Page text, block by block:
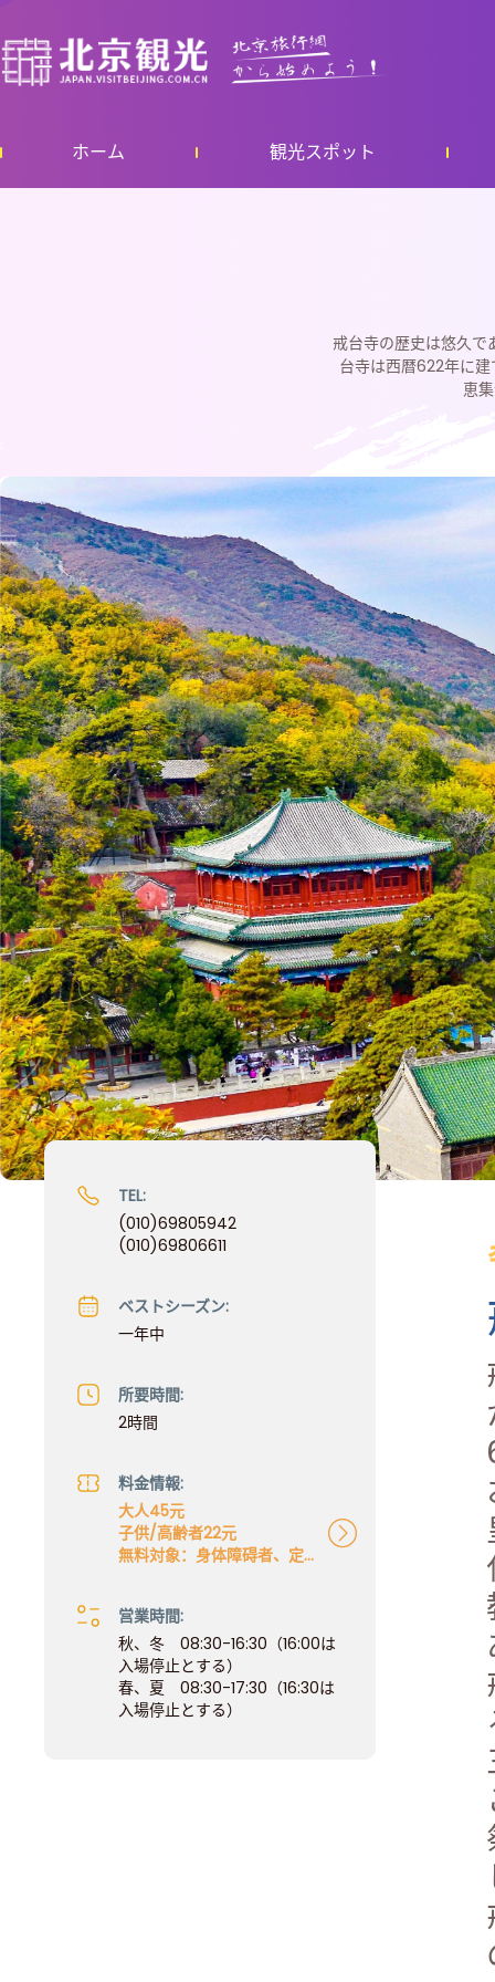
ホーム 観光スポット
戒台寺の歴史は悠久で
台寺は西暦622年に
恵
TEL:
(010)69805942
(010)69806611
ベストシーズン:
一年中
所要時間:
2時間
料金情報:
大人45元
子供/高齢者22元
無料対象：身体障碍者、定
営業時間:
秋、冬 08:30-16:30（16:00は
入場停止とする）
春、夏 08:30-17:30（16:30は
入場停止とする）